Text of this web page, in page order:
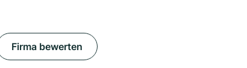
Firma bewerten